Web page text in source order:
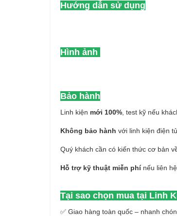
Hướng dẫn sử dụng
Hình ảnh
Bảo hành
Linh kiện mới 100% , test kỹ nếu
Không bảo hành với linh kiện điện
Quý khách cần có kiến thức cơ bản
Hỗ trợ kỹ thuật miễn phínếu liên
Tại sao chọn mua tại Linh
✅ Giao hàng toàn quốc – nhanh